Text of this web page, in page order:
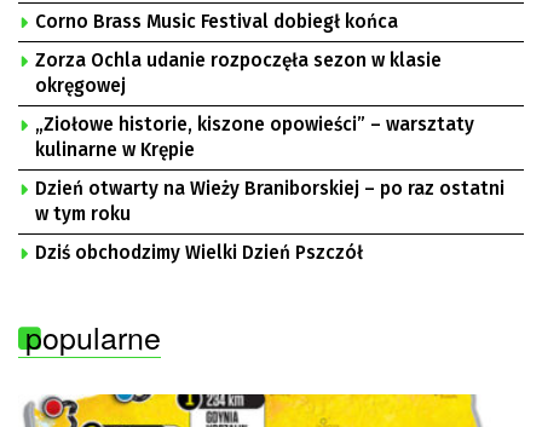
Corno Brass Music Festival dobiegł końca
Zorza Ochla udanie rozpoczęła sezon w klasie
okręgowej
„Ziołowe historie, kiszone opowieści” – warsztaty
kulinarne w Krępie
Dzień otwarty na Wieży Braniborskiej – po raz ostatni
w tym roku
Dziś obchodzimy Wielki Dzień Pszczół
popularne